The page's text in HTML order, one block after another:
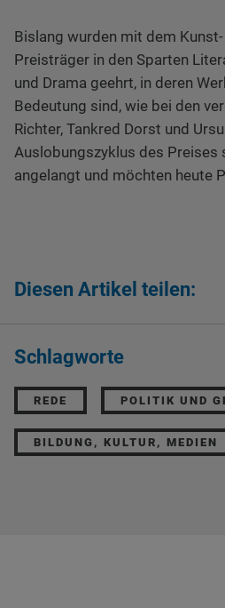
Bislang wurden mit dem
Preisträger in den Sparten
und Drama geehrt, in deren
Bedeutung sind, wie bei den
Richter, Tankred Dorst und
Auslobungszyklus des
angelangt und möchten heute
Diesen Artikel teilen:
Schlagworte
REDE POLITIK UND
BILDUNG, KULTUR, MEDIEN